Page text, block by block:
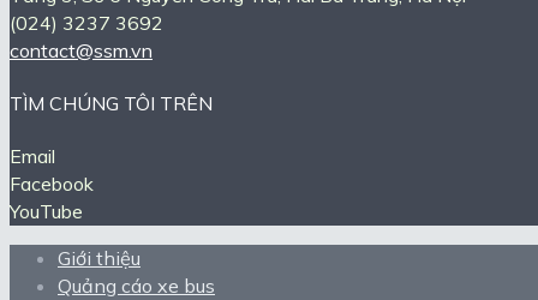
(024) 3237 3692
contact@ssm.vn
TÌM CHÚNG TÔI TRÊN
Email
Facebook
YouTube
Giới thiệu
Quảng cáo xe bus